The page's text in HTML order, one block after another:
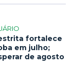
fortalece
em julho;
de agosto